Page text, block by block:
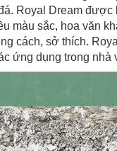
Royal Dream được
màu sắc, hoa văn
cách, sở thích.
ứng dụng trong nhà